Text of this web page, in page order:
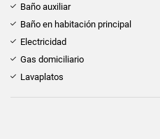
Baño auxiliar
Baño en habitación principal
Electricidad
Gas domiciliario
Lavaplatos